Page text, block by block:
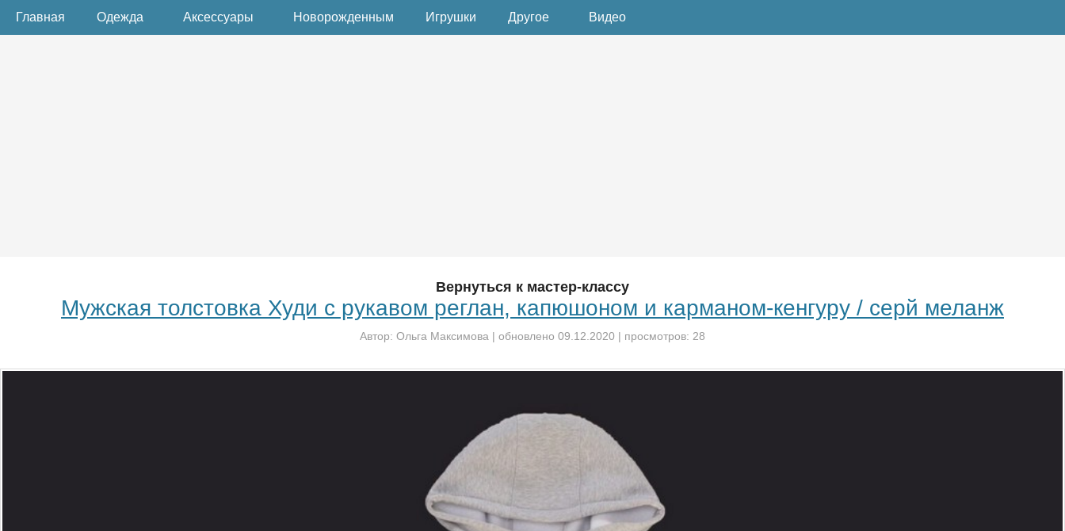
Главная Одежда Аксессуары Новорожденным Игрушки Другое Видео
Вернуться к мастер-классу
Мужская толстовка Худи с рукавом реглан, капюшоном и карманом-кенгуру / серй меланж
Автор: Ольга Максимова | обновлено 09.12.2020 | просмотров: 28